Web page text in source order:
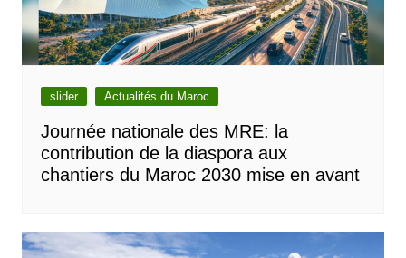
slider Actualités du Maroc
Journée nationale des MRE: la
contribution de la diaspora aux
chantiers du Maroc 2030 mise en avant